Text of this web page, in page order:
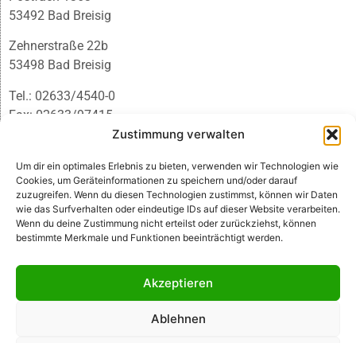
Zustimmung verwalten
Um dir ein optimales Erlebnis zu bieten, verwenden wir Technologien wie
Cookies, um Geräteinformationen zu speichern und/oder darauf
zuzugreifen. Wenn du diesen Technologien zustimmst, können wir Daten
wie das Surfverhalten oder eindeutige IDs auf dieser Website verarbeiten.
Wenn du deine Zustimmung nicht erteilst oder zurückziehst, können
bestimmte Merkmale und Funktionen beeinträchtigt werden.
Akzeptieren
Ablehnen
53492 Bad Breisig
Zehnerstraße 22b
53498 Bad Breisig
Tel.: 02633/4540-0
Fax: 02633/97415
infobb@blmedien.de